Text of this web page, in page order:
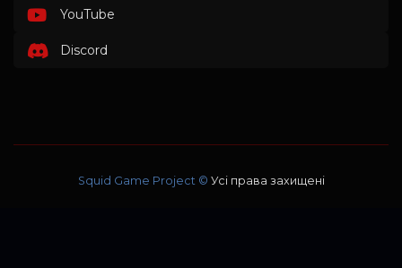
YouTube
Discord
Squid Game Project © Усі права захищені